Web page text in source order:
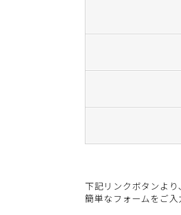
下記リンクボタンよ
簡単なフォームをご入